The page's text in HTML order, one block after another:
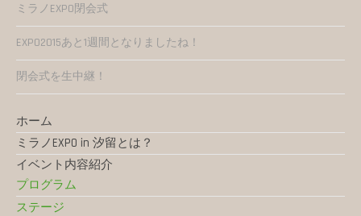
ミラノEXPO閉会式
EXPO2015あと1週間となりましたね！
閉会式を生中継！
ホーム
ミラノEXPO in 汐留とは？
イベント内容紹介
プログラム
ステージ